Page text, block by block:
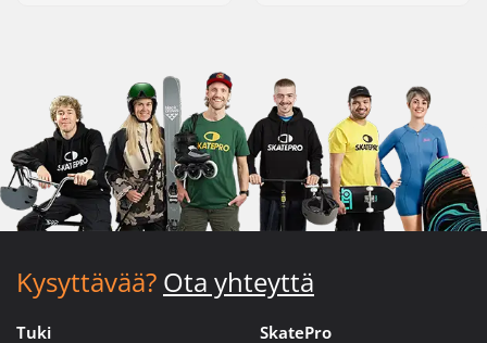
Kysyttävää? Ota yhteyttä
Tuki SkatePro